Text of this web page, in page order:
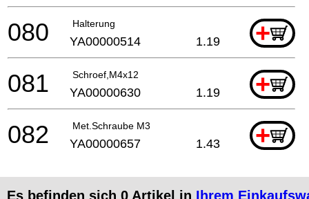
Halterung +
080 YA00000514 1.19
Schroef,M4x12 +
081 YA00000630 1.19
Met.Schraube M3 +
082 YA00000657 1.43
Es befinden sich 0 Artikel in Ihrem